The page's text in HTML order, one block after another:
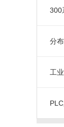
300
分
工